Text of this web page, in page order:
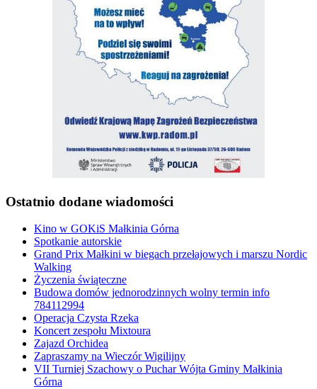
Ostatnio dodane wiadomości
Kino w GOKiS Małkinia Górna
Spotkanie autorskie
Grand Prix Małkini w biegach przełajowych i marszu Nordic
Walking
Życzenia świąteczne
Budowa domów jednorodzinnych wolny termin info
784112994
Operacja Czysta Rzeka
Koncert zespołu Mixtoura
Zajazd Orchidea
Zapraszamy na Wieczór Wigilijny
VII Turniej Szachowy o Puchar Wójta Gminy Małkinia
Górna